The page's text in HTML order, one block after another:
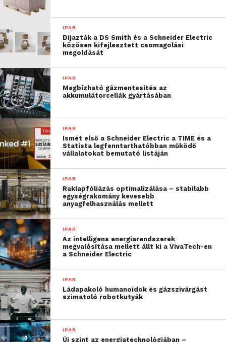
Az idei Ipar Napjai kiállításon az ADMASYS HU stand
egyik fókusza a végtermék minőségű és célú SLS
sorozatgyártás volt a
AMT PostPro
vegyszeres polírozógépekkel.
Fuse X1: Az ipari SLS
nyomtatás új mércéje
A Fuse X1 egy nagyformátumú, szelektív
lézerszinterezés (SLS) technológiát alkalmazó 3D
nyomtató, amelyet kifejezetten mérnöki, gyártó és
szolgáltató környezetek igényeire fejlesztettek. A
Formlabs online videó premierben is bemutatta az
új SLS rendszert:
IPAR
Díjazták a DS Smith és a Schneider Electric
közösen kifejlesztett csomagolási
megoldását
IPAR
Megbízható gázmentesítés az
akkumulátorcellák gyártásában
IPAR
Ismét első a Schneider Electric a TIME és a
Statista legfenntarthatóbban működő
vállalatokat bemutató listáján
IPAR
Raklapfóliázás optimalizálása – stabilabb
egységrakomány kevesebb
anyagfelhasználás mellett
IPAR
Az intelligens energiarendszerek
megvalósítása mellett állt ki a VivaTech-en
a Schneider Electric
IPAR
Ládapakoló humanoidok és gázszivárgást
szimatoló robotkutyák
IPAR
Új szint az energiatechnológiában –